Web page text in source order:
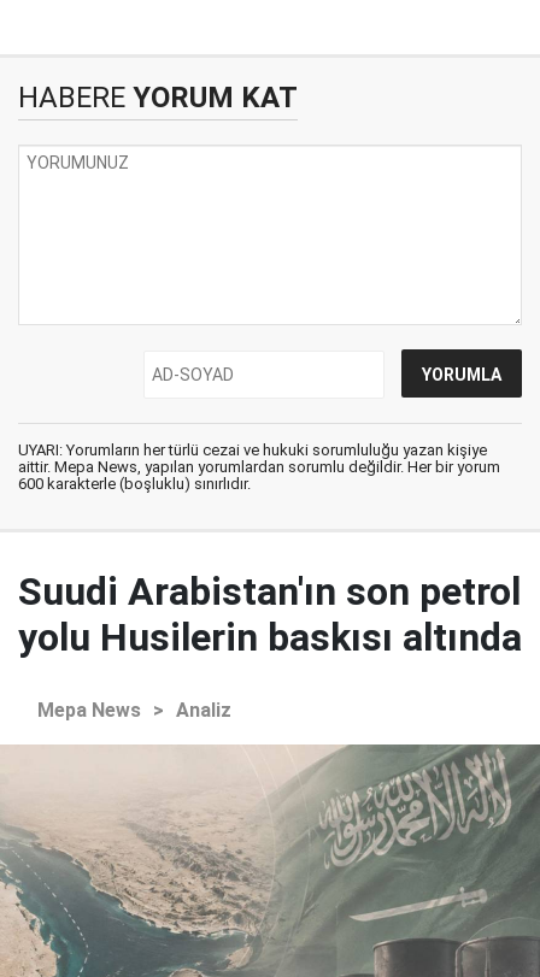
HABERE YORUM KAT
UYARI: Yorumların her türlü cezai ve hukuki sorumluluğu yazan kişiye
aittir. Mepa News, yapılan yorumlardan sorumlu değildir. Her bir yorum
600 karakterle (boşluklu) sınırlıdır.
Suudi Arabistan'ın son petrol
yolu Husilerin baskısı altında
Mepa News > Analiz